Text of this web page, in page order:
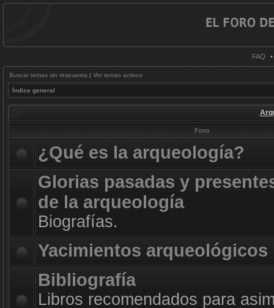
FAQ •
Buscar temas sin respuesta | Ver temas activos
Índice general
Foro
¿Qué es la arqueología?
Glorias pasadas y
de la arqueología
Biografías.
Yacimientos arqueológicos
Bibliografía
Libros recomendados para